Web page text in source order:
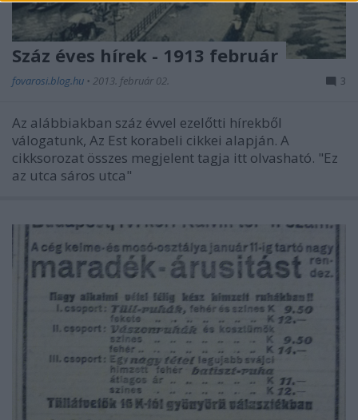
Száz éves hírek - 1913 február
fovarosi.blog.hu • 2013. február 02. 3
Az alábbiakban száz évvel ezelőtti hírekből
válogatunk, Az Est korabeli cikkei alapján. A
cikksorozat összes megjelent tagja itt olvasható. "Ez
az utca sáros utca"